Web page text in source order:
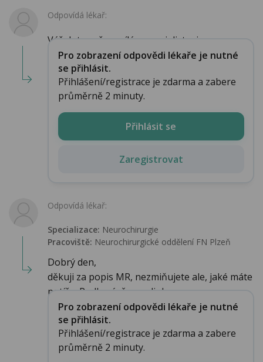
Odpovídá lékař:
Váš dotaz přeposílám specialistovi...
Pro zobrazení odpovědi lékaře je nutné
se přihlásit.
Přihlášení/registrace je zdarma a zabere
průměrně 2 minuty.
Přihlásit se
Zaregistrovat
Odpovídá lékař:
Specializace: Neurochirurgie
Pracoviště: Neurochirurgické oddělení FN Plzeň
Dobrý den,
děkuji za popis MR, nezmiňujete ale, jaké máte
potíže. Podle závěru radiologa a...
Pro zobrazení odpovědi lékaře je nutné
se přihlásit.
Přihlášení/registrace je zdarma a zabere
průměrně 2 minuty.